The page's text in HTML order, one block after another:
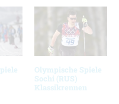
Olympische Spiele
Sochi (RUS)
Klassikrennen